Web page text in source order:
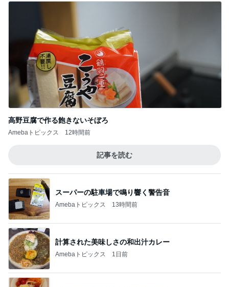
高野豆腐で作る飽きないそぼろ
Amebaトピックス 12時間前
記事を読む
スーパーの駐車場で鳴り響く警告音
Amebaトピックス 13時間前
計算された美味しさの和出汁カレー
Amebaトピックス 1日前